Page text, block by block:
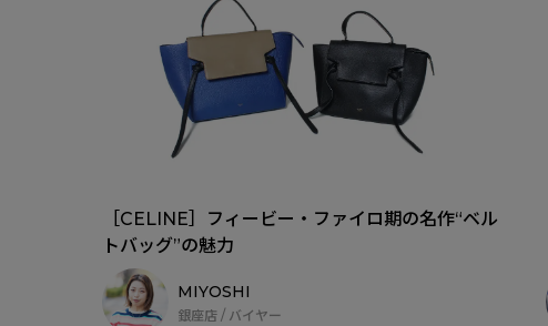
［CELINE］フィービー・ファイロ期の名作“ベル
トバッグ”の魅力
MIYOSHI
銀座店 / バイヤー